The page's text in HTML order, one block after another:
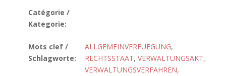
Catégorie /
Kategorie:
Mots clef /
Schlagworte:
ALLGEMEINVERFUEGUNG,
RECHTSSTAAT, VERWALTUNGSAKT,
VERWALTUNGSVERFAHREN,